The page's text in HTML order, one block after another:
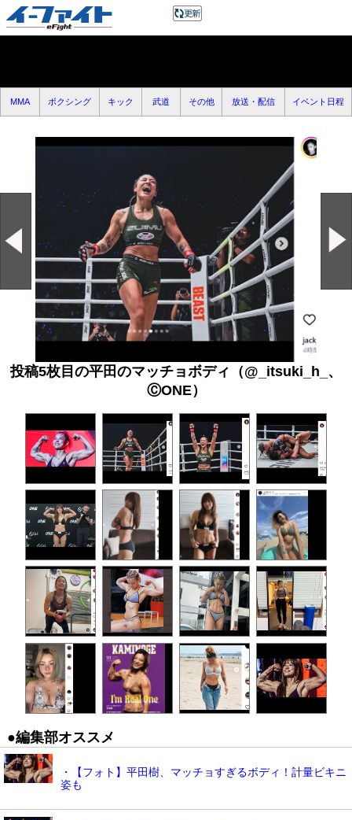
MMA ボクシング キック 武道 その他 放送・配信 イベント日程
投稿5枚目の平田のマッチョボディ（@_itsuki_h_、
ⒸONE）
●編集部オススメ
・【フォト】平田樹、マッチョすぎるボディ！計量ビキニ
姿も